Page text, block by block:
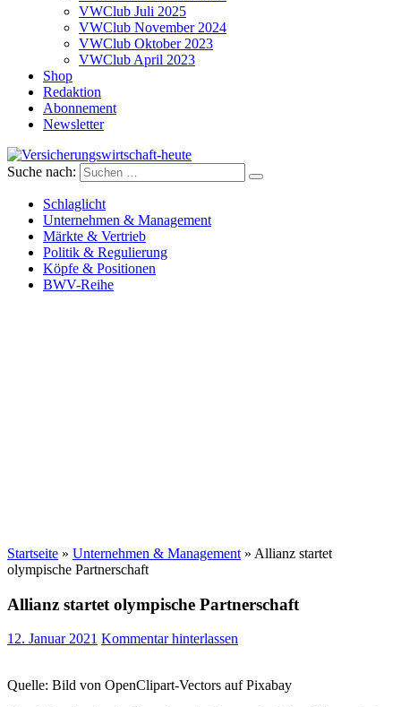
VWClub Juli 2025
VWClub November 2024
VWClub Oktober 2023
VWClub April 2023
Shop
Redaktion
Abonnement
Newsletter
Versicherungswirtschaft-heute
Suche nach:
Schlaglicht
Unternehmen & Management
Märkte & Vertrieb
Politik & Regulierung
Köpfe & Positionen
BWV-Reihe
Startseite » Unternehmen & Management » Allianz startet
olympische Partnerschaft
Allianz startet olympische Partnerschaft
12. Januar 2021 Kommentar hinterlassen
Quelle: Bild von OpenClipart-Vectors auf Pixabay